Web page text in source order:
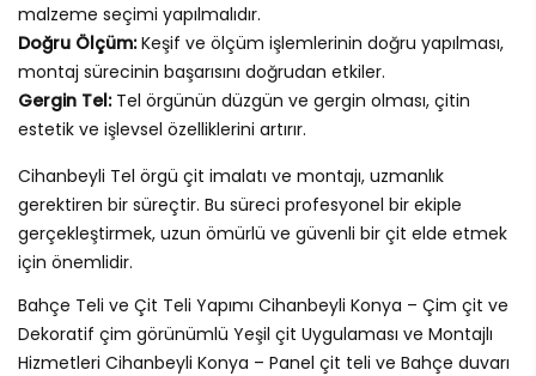
malzeme seçimi yapılmalıdır.
Doğru Ölçüm:Keşif ve ölçüm işlemlerinin doğru yapılması,
montaj sürecinin başarısını doğrudan etkiler.
Gergin Tel:Tel örgünün düzgün ve gergin olması, çitin
estetik ve işlevsel özelliklerini artırır.
Cihanbeyli Tel örgü çit imalatı ve montajı, uzmanlık
gerektiren bir süreçtir. Bu süreci profesyonel bir ekiple
gerçekleştirmek, uzun ömürlü ve güvenli bir çit elde etmek
için önemlidir.
Bahçe Teli ve Çit Teli Yapımı Cihanbeyli Konya – Çim çit ve
Dekoratif çim görünümlü Yeşil çit Uygulaması ve Montajlı
Hizmetleri Cihanbeyli Konya – Panel çit teli ve Bahçe duvarı